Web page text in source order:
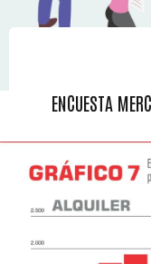
ENCUESTA